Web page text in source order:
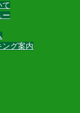
て
ー
ング案内